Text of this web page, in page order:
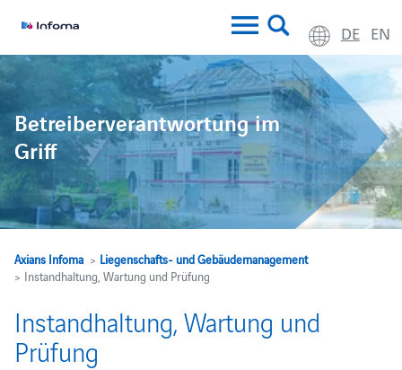
DE EN
Betreiberverantwortung im
Griff
Axians Infoma> Liegenschafts- und Gebäudemanagement
> Instandhaltung, Wartung und Prüfung
Instandhaltung, Wartung und
Prüfung